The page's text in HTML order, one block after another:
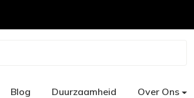
Blog Duurzaamheid Over Ons